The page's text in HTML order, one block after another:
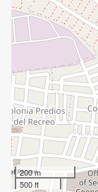
200 m
500 ft